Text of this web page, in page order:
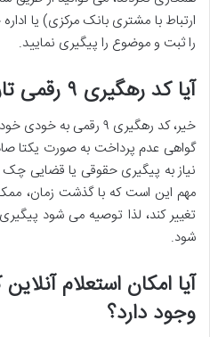
ارتباط با مشتری بانک مرکزی) یا
را ثبت و موضوع را پیگیری نمایید.
آیا کد رهگیری ۹ رقمی تاریخ انقضا دارد؟
خیر، کد رهگیری ۹ رقمی
گواهی عدم پرداخت به صورت یکتا
نیاز به پیگیری حقوقی یا قضایی چک
مهم این است که با گذشت زمان،
تغییر کند، لذا توصیه می شود
شود.
آیا امکان استعلام
وجود دارد؟